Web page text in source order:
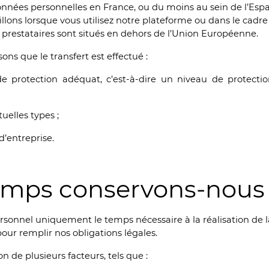
personnelles en France, ou du moins au sein de
lorsque vous utilisez notre plateforme ou dans le
sont situés en dehors de l’Union Européenne.
que le transfert est effectué :
protection adéquat, c’est-à-dire un niveau de
types ;
conservons-nous
uniquement le temps nécessaire à la réalisation
remplir nos obligations légales.
de plusieurs facteurs, tels que :